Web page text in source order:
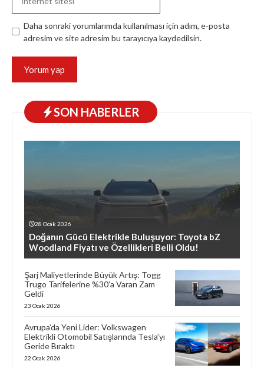
sitesi
Daha sonraki yorumlarımda kullanılması için adım, e-posta
adresim ve site adresim bu tarayıcıya kaydedilsin.
SON HABERLER
28 Ocak 2026
Doğanın Gücü Elektrikle Buluşuyor: Toyota bZ
Woodland Fiyatı ve Özellikleri Belli Oldu!
Şarj Maliyetlerinde Büyük Artış: Togg
Trugo Tarifelerine %30’a Varan Zam
Geldi
23 Ocak 2026
Avrupa’da Yeni Lider: Volkswagen
Elektrikli Otomobil Satışlarında Tesla’yı
Geride Bıraktı
22 Ocak 2026